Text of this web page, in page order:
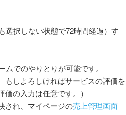
選択しない状態で72時間経過）す
でのやりとりが可能です。
もしよろしければサービスの評価を
の入力は任意です。）
され、マイページの売上管理画面